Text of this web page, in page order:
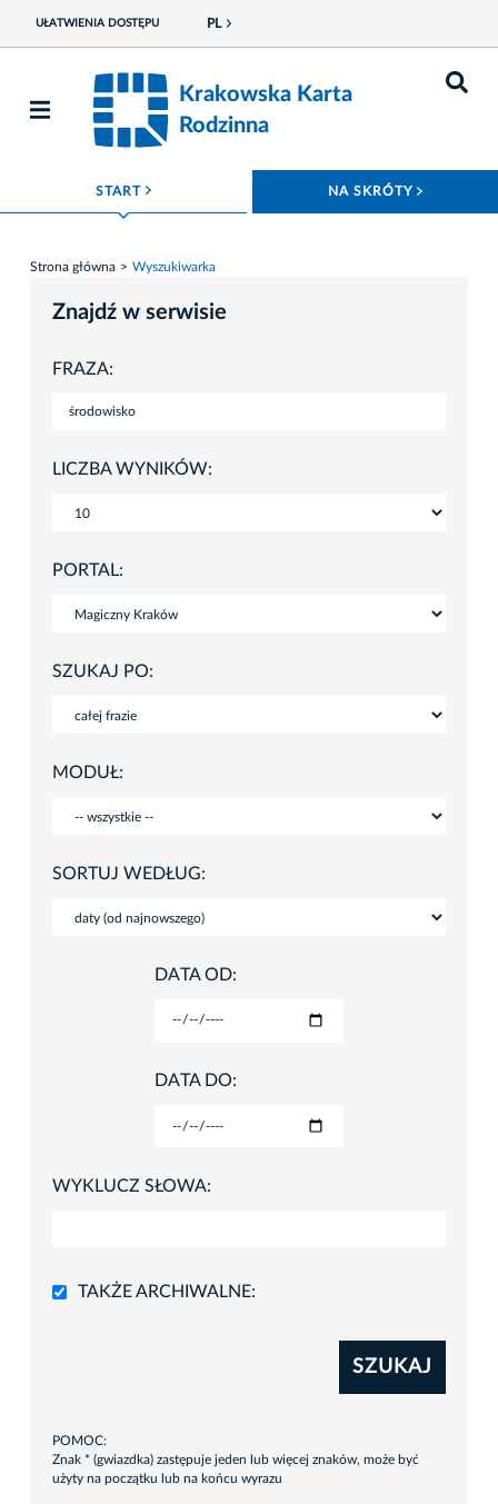
UŁATWIENIA DOSTĘPU PL
Krakowska Karta
Rodzinna
START ROZWIŃ MENU NA SKRÓTY
Strona główna Wyszukiwarka
Znajdź w serwisie
FRAZA:
LICZBA WYNIKÓW:
PORTAL:
SZUKAJ PO:
MODUŁ:
SORTUJ WEDŁUG:
DATA OD:
DATA DO:
WYKLUCZ SŁOWA:
TAKŻE ARCHIWALNE:
SZUKAJ
POMOC:
Znak * (gwiazdka) zastępuje jeden lub więcej znaków, może być
użyty na początku lub na końcu wyrazu